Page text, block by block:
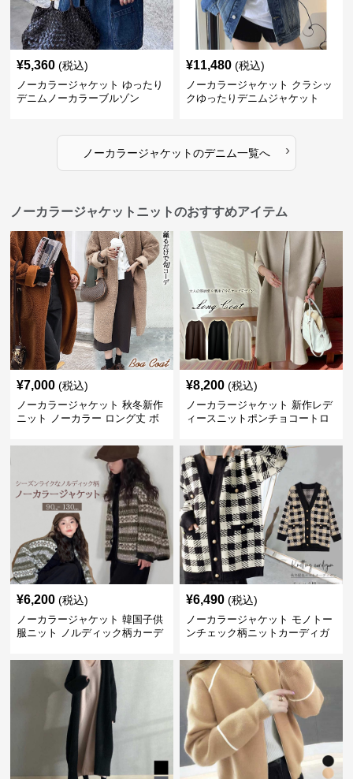
¥5,360 (税込)
ノーカラージャケット ゆったり
デニムノーカラーブルゾン
¥11,480 (税込)
ノーカラージャケット クラシッ
クゆったりデニムジャケット
ノーカラージャケットのデニム一覧へ ›
ノーカラージャケットニットのおすすめアイテム
¥7,000 (税込)
ノーカラージャケット 秋冬新作
ニット ノーカラー ロング丈 ボ
¥8,200 (税込)
ノーカラージャケット 新作レデ
ィースニットポンチョコートロ
¥6,200 (税込)
ノーカラージャケット 韓国子供
服ニット ノルディック柄カーデ
¥6,490 (税込)
ノーカラージャケット モノトー
ンチェック柄ニットカーディガ